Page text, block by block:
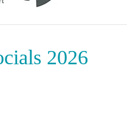
2026